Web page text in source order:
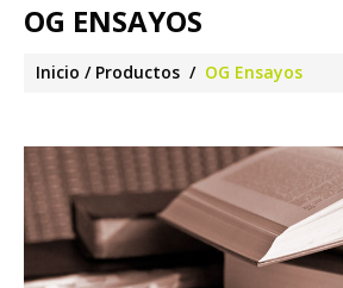
OG ENSAYOS
Inicio Productos OG Ensayos